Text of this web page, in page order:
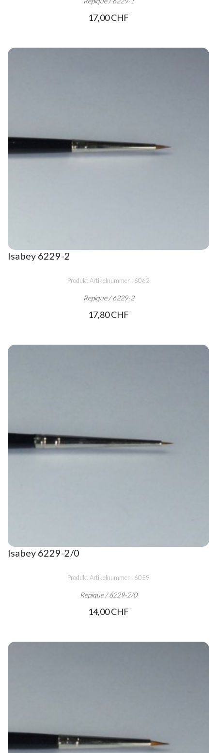
17,00 CHF
Isabey 6229-2
Produkt Artikelnummer : 6062
Repique / 6229-2
17,80 CHF
Isabey 6229-2/0
Produkt Artikelnummer : 6059
Repique / 6229-2/0
14,00 CHF